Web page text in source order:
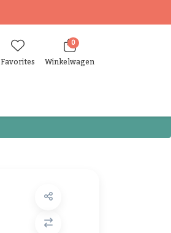
Favorites
0
Winkelwagen